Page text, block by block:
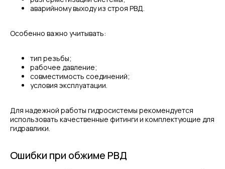
аварийному выходу из строя РВД.
Особенно важно учитывать:
тип резьбы;
рабочее давление;
совместимость соединений;
условия эксплуатации.
Для надежной работы гидросистемы рекомендуется
использовать качественные фитинги и комплектующие для
гидравлики.
Ошибки при обжиме РВД